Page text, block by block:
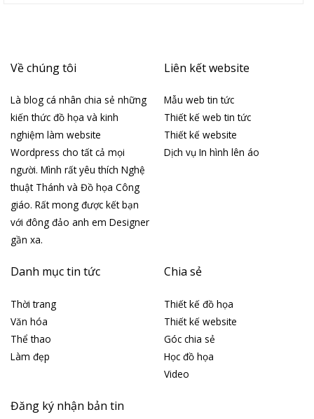
Về chúng tôi
Là blog cá nhân chia sẻ những
kiến thức đồ họa và kinh
nghiệm làm website
Wordpress cho tất cả mọi
người. Mình rất yêu thích Nghệ
thuật Thánh và Đồ họa Công
giáo. Rất mong được kết bạn
với đông đảo anh em Designer
gần xa.
Liên kết website
Mẫu web tin tức
Thiết kế web tin tức
Thiết kế website
Dịch vụ In hình lên áo
Danh mục tin tức
Thời trang
Văn hóa
Thể thao
Làm đẹp
Chia sẻ
Thiết kế đồ họa
Thiết kế website
Góc chia sẻ
Học đồ họa
Video
Đăng ký nhận bản tin